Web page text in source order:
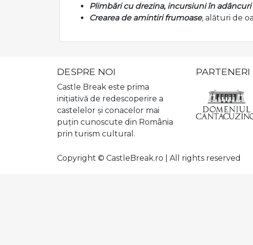
Plimbări cu drezina, incursiuni în
Crearea de amintiri frumoase, alături de
DESPRE NOI
Castle Break este prima
iniţiativă de redescoperire a
castelelor şi conacelor mai
puţin cunoscute din România
prin turism cultural.
PARTENERI
Copyright © CastleBreak.ro | All rights reserved